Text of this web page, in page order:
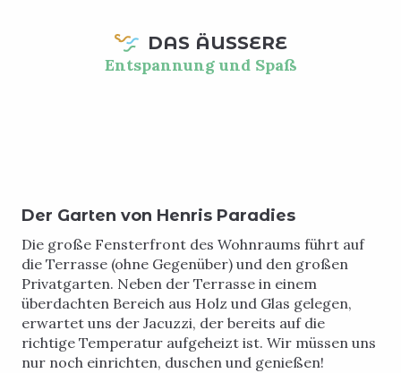
DAS ÄUSSERE
Entspannung und Spaß
Der Garten von Henris Paradies
Die große Fensterfront des Wohnraums führt auf
die Terrasse (ohne Gegenüber) und den großen
Privatgarten. Neben der Terrasse in einem
überdachten Bereich aus Holz und Glas gelegen,
erwartet uns der Jacuzzi, der bereits auf die
richtige Temperatur aufgeheizt ist. Wir müssen uns
nur noch einrichten, duschen und genießen!